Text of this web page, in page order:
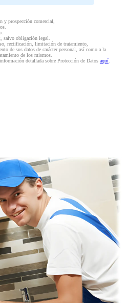
y prospección comercial,
salvo obligación legal.
rectificación, limitación de tratamiento,
de sus datos de carácter personal, así como a la
de los mismos.
detallada sobre Protección de Datos aquí.